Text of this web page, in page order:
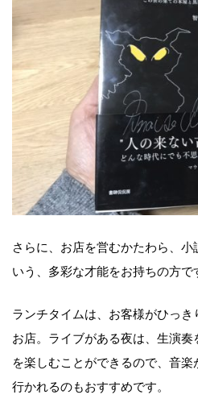
さらに、お店を営むかたわら、
いう、多彩な才能をお持ちの方で
ランチタイムは、お客様がひっ
お店。ライブがある夜は、生演
を楽しむことができるので、音
行かれるのもおすすめです。